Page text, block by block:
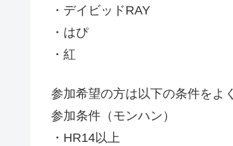
・デイビッドRAY
・はぴ
・紅
参加希望の方は以下の条件をよ
参加条件（モンハン）
・HR14以上